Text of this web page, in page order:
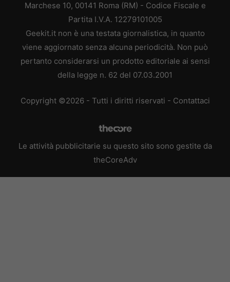
Marchese 10, 00141 Roma (RM) - Codice Fiscale e
Partita I.V.A. 12279101005
Geekit.it non è una testata giornalistica, in quanto
viene aggiornato senza alcuna periodicità. Non può
pertanto considerarsi un prodotto editoriale ai sensi
della legge n. 62 del 07.03.2001
Copyright ©2026 - Tutti i diritti riservati - Contattaci
Le attività pubblicitarie su questo sito sono gestite da
theCoreAdv